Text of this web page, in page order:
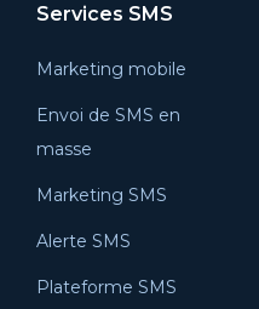
Services SMS
Marketing mobile
Envoi de SMS en
masse
Marketing SMS
Alerte SMS
Plateforme SMS